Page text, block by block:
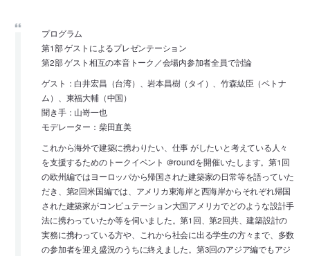
プログラム
第1部 ゲストによるプレゼンテーション
第2部 ゲスト相互の本音トーク／会場内参加者全員で討論
ゲスト：白井宏昌（台湾）、岩本昌樹（タイ）、竹森紘臣（ベトナ
ム）、東福大輔（中国）
聞き手：山嵜一也
モデレーター：柴田直美
これから海外で建築に携わりたい、仕事 がしたいと考えている人々
を支援するためのトークイベント ＠roundを開催いたします。第1回
の欧州編ではヨーロッパから帰国された建築家の日常等を語っていた
だき、第2回米国編では、アメリカ東海岸と西海岸からそれぞれ帰国
された建築家がコンピュテーション大国アメリカでどのような設計手
法に携わっていたか等を伺いました。第1回、第2回共、建築設計の
実務に携わっている方や、これから社会に出る学生の方々まで、多数
の参加者を迎え盛況のうちに終えました。第3回のアジア編でもアジ